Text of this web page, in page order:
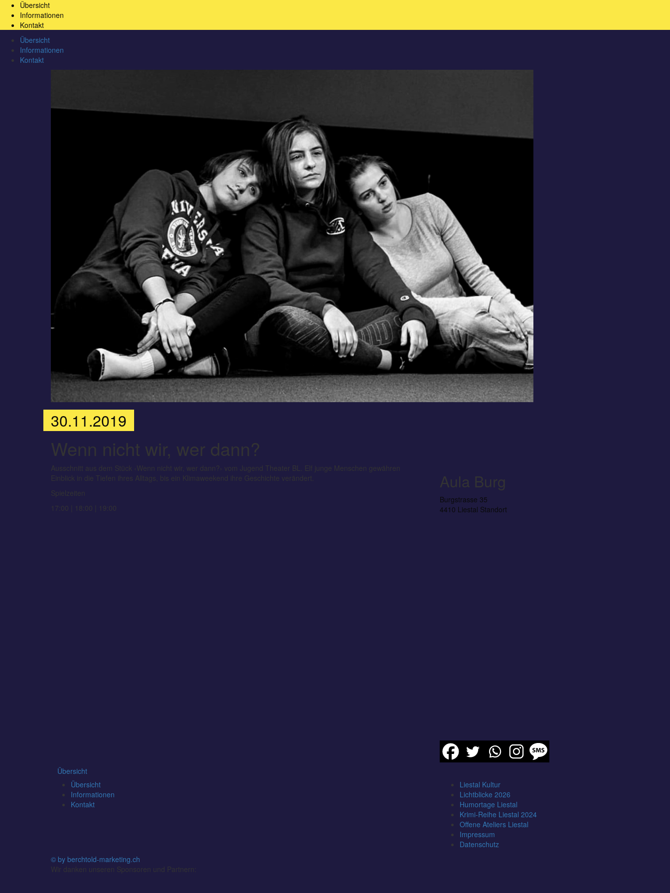
Übersicht
Informationen
Kontakt
Übersicht
Informationen
Kontakt
30.11.2019
Wenn nicht wir, wer dann?
Ausschnitt aus dem Stück ‹Wenn nicht wir, wer dann?› vom Jugend Theater BL. Elf junge Menschen gewähren
Einblick in die Tiefen ihres Alltags, bis ein Klimaweekend ihre Geschichte verändert.
Spielzeiten
17:00 | 18:00 | 19:00
Aula Burg
Burgstrasse 35
4410 Liestal Standort
Übersicht
Übersicht
Informationen
Kontakt
Liestal Kultur
Lichtblicke 2026
Humortage Liestal
Krimi-Reihe Liestal 2024
Offene Ateliers Liestal
Impressum
Datenschutz
© by berchtold-marketing.ch
Wir danken unseren Sponsoren und Partnern: